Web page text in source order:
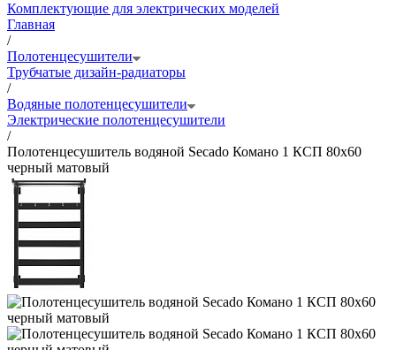
Комплектующие для электрических моделей
Главная
/
Полотенцесушители
Трубчатые дизайн-радиаторы
/
Водяные полотенцесушители
Электрические полотенцесушители
/
Полотенцесушитель водяной Secado Комано 1 КСП 80x60
черный матовый